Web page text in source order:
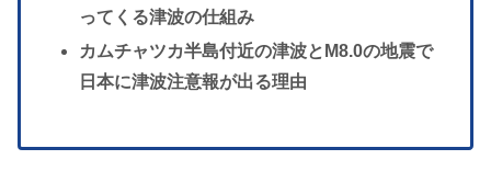
ってくる津波の仕組み
カムチャツカ半島付近の津波とM8.0の地震で
日本に津波注意報が出る理由